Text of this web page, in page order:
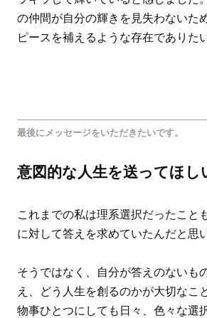
の仲間が自分の輝きを見失わないた
ピースを補えるような存在でありた
最後にメッセージをいただきたいです。
意図的な人生を送ってほし
これまでの私は理系選択だったこと
に対して答えを求めていたんだと思
そうではなく、自分が答えのないも
え、どう人生を創るのかが大切なこ
物事ひとつにしても日々、色々な選